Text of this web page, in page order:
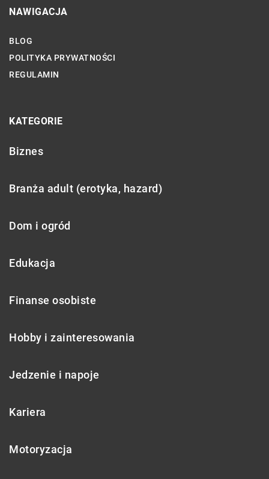
NAWIGACJA
BLOG
POLITYKA PRYWATNOŚCI
REGULAMIN
KATEGORIE
Biznes
Branża adult (erotyka, hazard)
Dom i ogród
Edukacja
Finanse osobiste
Hobby i zainteresowania
Jedzenie i napoje
Kariera
Motoryzacja